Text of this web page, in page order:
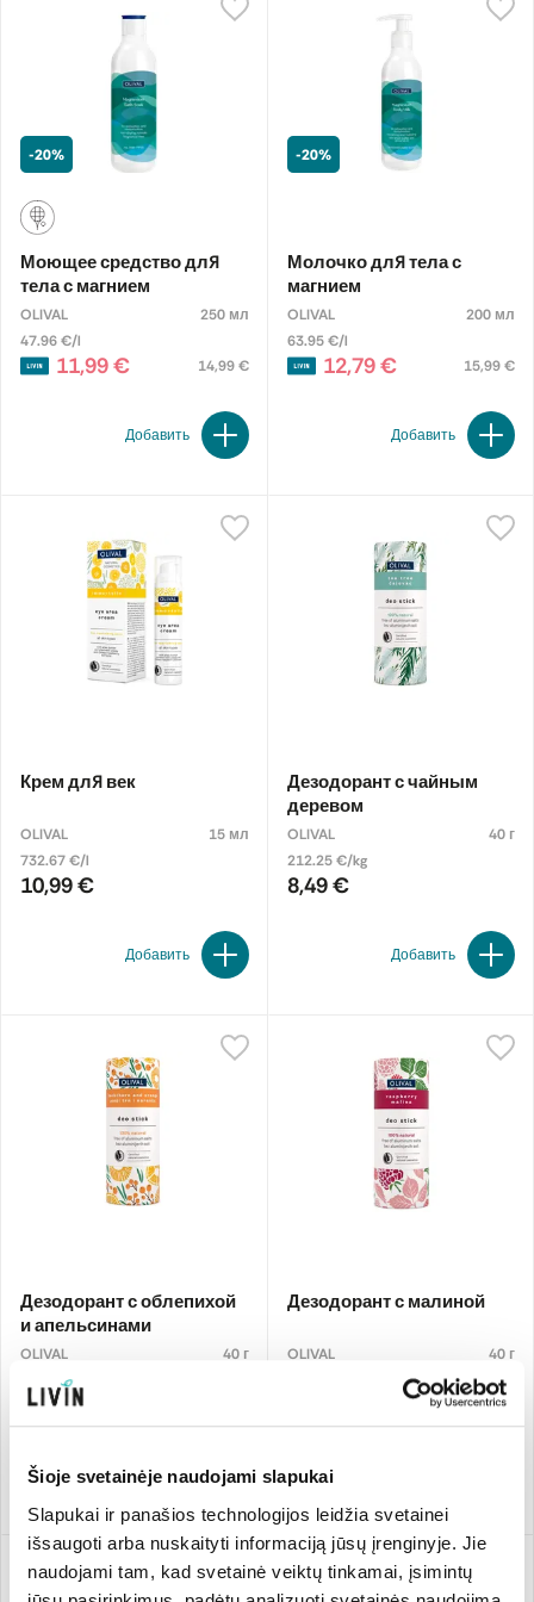
Šioje svetainėje naudojami slapukai
Slapukai ir panašios technologijos leidžia svetainei
išsaugoti arba nuskaityti informaciją jūsų įrenginyje. Jie
naudojami tam, kad svetainė veiktų tinkamai, įsimintų
-20%
Моющее средство для
тела с магнием
OLIVAL
250 мл
47.96 €/l
11,99 € 14,99 €
Добавить
-20%
Молочко для тела с
магнием
OLIVAL
200 мл
63.95 €/l
12,79 € 15,99 €
Добавить
Крем для век
OLIVAL
15 мл
732.67 €/l
10,99 €
Добавить
Дезодорант с чайным
деревом
OLIVAL
40 г
212.25 €/kg
8,49 €
Добавить
Дезодорант с облепихой
и апельсинами
OLIVAL
40 г
212.25 €/kg
8,49 €
Добавить
Дезодорант с малиной
OLIVAL
40 г